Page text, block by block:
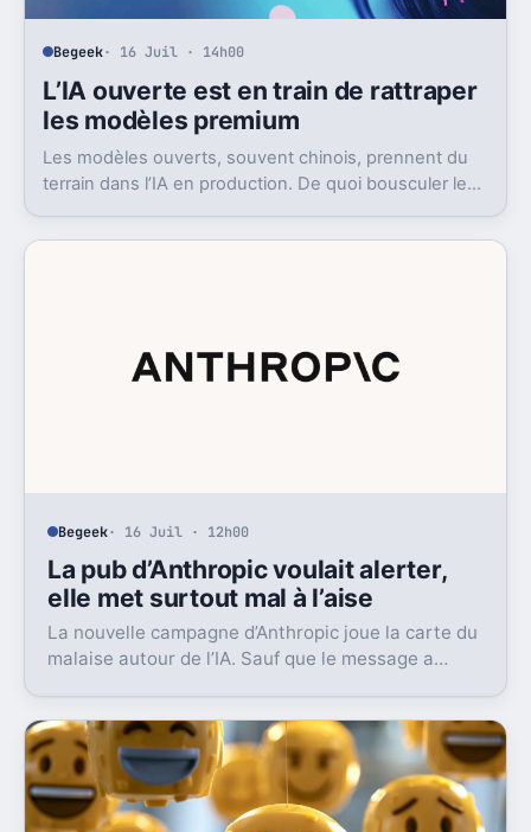
Begeek· 16 Juil · 14h00
L’IA ouverte est en train de rattraper
les modèles premium
Les modèles ouverts, souvent chinois, prennent du
terrain dans l’IA en production. De quoi bousculer le
Begeek· 16 Juil · 12h00
La pub d’Anthropic voulait alerter,
elle met surtout mal à l’aise
La nouvelle campagne d’Anthropic joue la carte du
malaise autour de l’IA. Sauf que le message a